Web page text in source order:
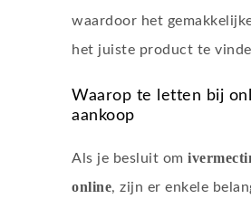
waardoor het
het juiste product te
Waarop te letten bij
aankoop
Als je besluit om
online, zijn er enkele